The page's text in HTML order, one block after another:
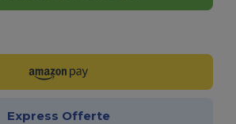
Express Offerte